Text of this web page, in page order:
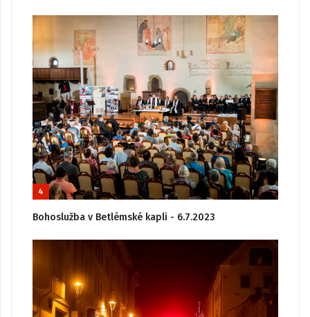
4
Bohoslužba v Betlémské kapli - 6.7.2023